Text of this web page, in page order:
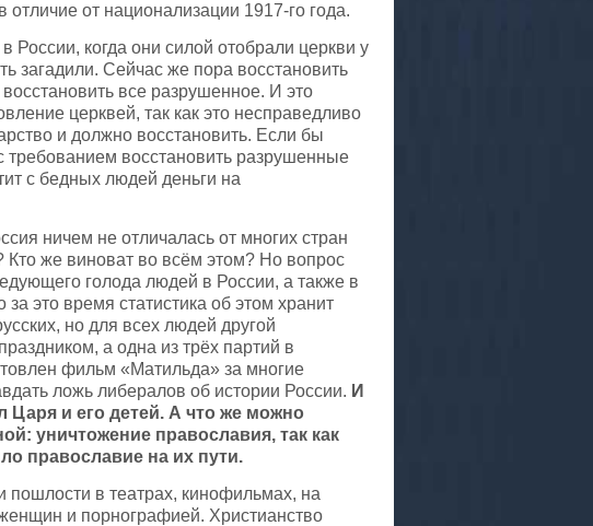
от национализации 1917-го года.
России, когда они силой отобрали церкви у
загадили. Сейчас же пора восстановить
все разрушенное. И это
церквей, так как это несправедливо
и должно восстановить. Если бы
восстановить разрушенные
с бедных людей деньги на
ничем не отличалась от многих стран
же виноват во всём этом? Но вопрос
голода людей в России, а также в
это время статистика об этом хранит
но для всех людей другой
а одна из трёх партий в
фильм «Матильда» за многие
ложь либералов об истории России. И
Царя и его детей. А что же можно
уничтожение православия, так как
православие на их пути.
пошлости в театрах, кинофильмах, на
и порнографией. Христианство